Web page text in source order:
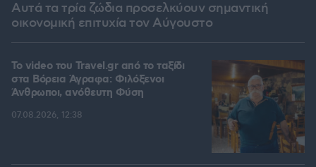
Αυτά τα τρία ζώδια προσελκύουν σημαντική
οικονομική επιτυχία τον Αύγουστο
To video του Travel.gr από το ταξίδι
στα Βόρεια Άγραφα: Φιλόξενοι
Άνθρωποι, ανόθευτη Φύση
07.08.2026, 12:38